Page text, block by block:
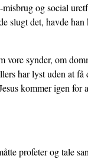
og social
slugt det, havde
synder, om
har lyst uden at
kommer igen for
profeter og tale